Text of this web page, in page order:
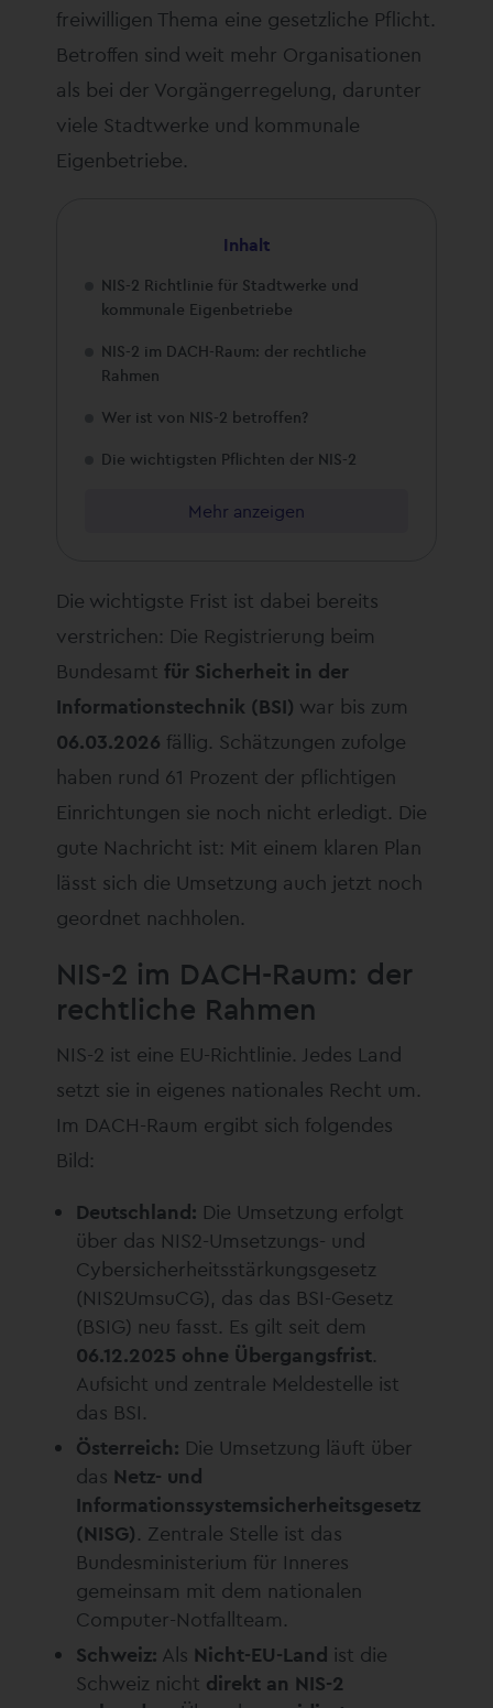
freiwilligen Thema eine gesetzliche Pflicht.
Betroffen sind weit mehr Organisationen
als bei der Vorgängerregelung, darunter
viele Stadtwerke und kommunale
Eigenbetriebe.
Inhalt
NIS-2 Richtlinie für Stadtwerke und
kommunale Eigenbetriebe
NIS-2 im DACH-Raum: der rechtliche
Rahmen
Wer ist von NIS-2 betroffen?
Die wichtigsten Pflichten der NIS-2
Mehr anzeigen
Die wichtigste Frist ist dabei bereits
verstrichen: Die Registrierung beim
Bundesamt für Sicherheit in der
Informationstechnik (BSI) war bis zum
06.03.2026 fällig. Schätzungen zufolge
haben rund 61 Prozent der pflichtigen
Einrichtungen sie noch nicht erledigt. Die
gute Nachricht ist: Mit einem klaren Plan
lässt sich die Umsetzung auch jetzt noch
geordnet nachholen.
NIS-2 im DACH-Raum: der
rechtliche Rahmen
NIS-2 ist eine EU-Richtlinie. Jedes Land
setzt sie in eigenes nationales Recht um.
Im DACH-Raum ergibt sich folgendes
Bild:
Deutschland: Die Umsetzung erfolgt
über das NIS2-Umsetzungs- und
Cybersicherheitsstärkungsgesetz
(NIS2UmsuCG), das das BSI-Gesetz
(BSIG) neu fasst. Es gilt seit dem
06.12.2025 ohne Übergangsfrist.
Aufsicht und zentrale Meldestelle ist
das BSI.
Österreich: Die Umsetzung läuft über
das Netz- und
Informationssystemsicherheitsgesetz
(NISG). Zentrale Stelle ist das
Bundesministerium für Inneres
gemeinsam mit dem nationalen
Computer-Notfallteam.
Schweiz: Als Nicht-EU-Land ist die
Schweiz nicht direkt an NIS-2